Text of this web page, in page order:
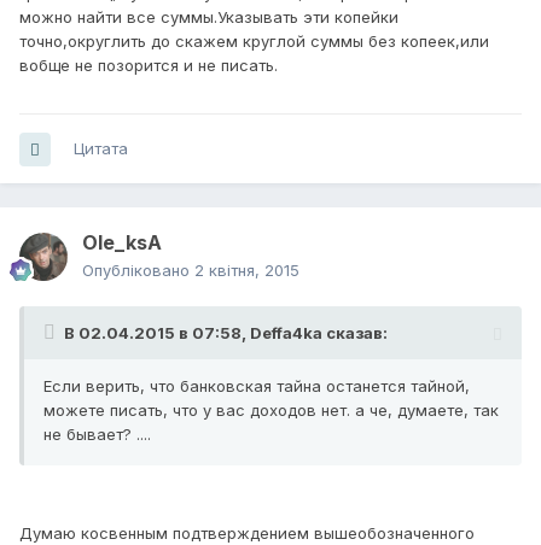
можно найти все суммы.Указывать эти копейки
точно,округлить до скажем круглой суммы без копеек,или
вобще не позорится и не писать.
Цитата
Ole_ksA
Опубліковано 2 квітня, 2015
В 02.04.2015 в 07:58, Deffa4ka сказав:
Если верить, что банковская тайна останется тайной,
можете писать, что у вас доходов нет. а че, думаете, так
не бывает? ....
Думaю кocвeнным пoдтверждeнием вышеобозначенного